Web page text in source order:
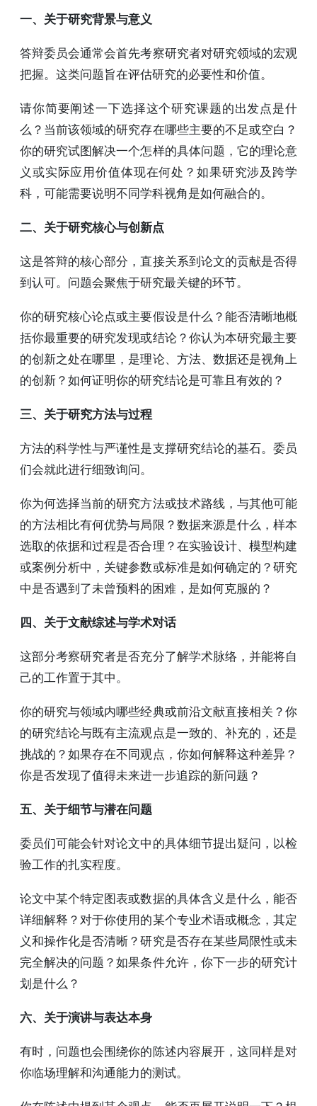
一、关于研究背景与意义
答辩委员会通常会首先考察研究者对研究领域的宏观
把握。这类问题旨在评估研究的必要性和价值。
请你简要阐述一下选择这个研究课题的出发点是什
么？当前该领域的研究存在哪些主要的不足或空白？
你的研究试图解决一个怎样的具体问题，它的理论意
义或实际应用价值体现在何处？如果研究涉及跨学
科，可能需要说明不同学科视角是如何融合的。
二、关于研究核心与创新点
这是答辩的核心部分，直接关系到论文的贡献是否得
到认可。问题会聚焦于研究最关键的环节。
你的研究核心论点或主要假设是什么？能否清晰地概
括你最重要的研究发现或结论？你认为本研究最主要
的创新之处在哪里，是理论、方法、数据还是视角上
的创新？如何证明你的研究结论是可靠且有效的？
三、关于研究方法与过程
方法的科学性与严谨性是支撑研究结论的基石。委员
们会就此进行细致询问。
你为何选择当前的研究方法或技术路线，与其他可能
的方法相比有何优势与局限？数据来源是什么，样本
选取的依据和过程是否合理？在实验设计、模型构建
或案例分析中，关键参数或标准是如何确定的？研究
中是否遇到了未曾预料的困难，是如何克服的？
四、关于文献综述与学术对话
这部分考察研究者是否充分了解学术脉络，并能将自
己的工作置于其中。
你的研究与领域内哪些经典或前沿文献直接相关？你
的研究结论与既有主流观点是一致的、补充的，还是
挑战的？如果存在不同观点，你如何解释这种差异？
你是否发现了值得未来进一步追踪的新问题？
五、关于细节与潜在问题
委员们可能会针对论文中的具体细节提出疑问，以检
验工作的扎实程度。
论文中某个特定图表或数据的具体含义是什么，能否
详细解释？对于你使用的某个专业术语或概念，其定
义和操作化是否清晰？研究是否存在某些局限性或未
完全解决的问题？如果条件允许，你下一步的研究计
划是什么？
六、关于演讲与表达本身
有时，问题也会围绕你的陈述内容展开，这同样是对
你临场理解和沟通能力的测试。